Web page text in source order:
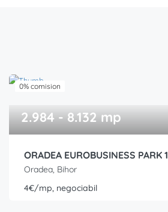
0% comision
2.984 - 8.132 mp
ORADEA EUROBUSINESS PARK 1
Oradea, Bihor
4€/mp, negociabil